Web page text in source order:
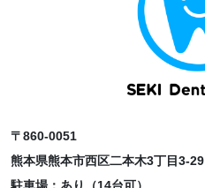
〒860-0051
熊本県熊本市西区二本木3丁目3-29